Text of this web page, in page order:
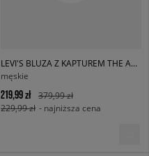
LEVI'S BLUZA Z KAPTUREM THE AUTHENTIC HOODIE BLACKS
męskie
219,99 zł
379,99 zł
229,99 zł - najniższa cena